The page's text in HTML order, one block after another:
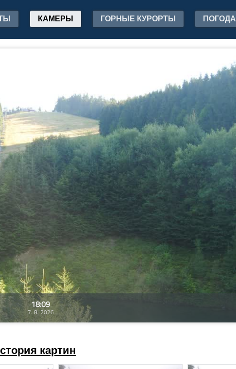
КАМЕРЫ ГОРНЫЕ КУРОРТЫ ПОГОДА
18:09
7. 8. 2026
картин